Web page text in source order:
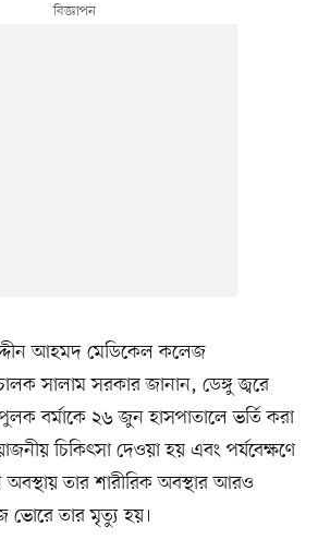
আহমদ মেডিকেল কলেজ
সালাম সরকার জানান, ডেঙ্গু জ্বরে
বর্মাকে ২৬ জুন হাসপাতালে ভর্তি করা
চিকিৎসা দেওয়া হয় এবং পর্যবেক্ষণে
অবস্থায় তার শারীরিক অবস্থার আরও
তার মৃত্যু হয়।